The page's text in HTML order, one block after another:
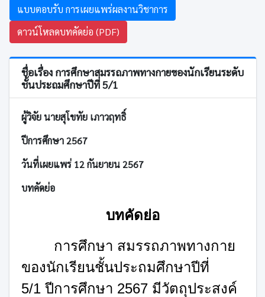
แบบตอบรับ การเผยแพร่ผลงานวิชาการ
ดาวน์โหลดบทคัดย่อ (PDF)
ชื่อเรื่อง การศึกษาสมรรถภาพทางกายของนักเรียนระดับ
ชั้นประถมศึกษาปีที่ 5/1
ผู้วิจัย นายสุโขทัย เภาวฤทธิ์
ปีการศึกษา 2567
วันที่เผยแพร่ 12 กันยายน 2567
บทคัดย่อ
บทคัดย่อ
การศึกษา สมรรถภาพทางกาย
ของนักเรียนชั้นประถมศึกษาปีที่
5/1 ปีการศึกษา 2567 มีวัตถุประสงค์